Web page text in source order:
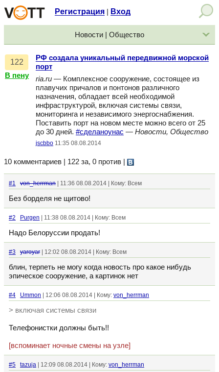
Регистрация Вход
Новости | Общество
122
В пену
РФ создала уникальный передвижной морской
порт
ria.ru — Комплексное сооружение, состоящее из
плавучих причалов и понтонов различного
назначения, обладает всей необходимой
инфраструктурой, включая системы связи,
мониторинга и независимого энергоснабжения.
Поставить порт на новом месте можно всего от 25
до 30 дней. #сделаноунас — Новости, Общество
jscbbo 11:35 08.08.2014
10 комментариев | 122 за, 0 против
#1 von_herrman | 11:36 08.08.2014 | Кому: Всем
Без борделя не щитово!
#2 Purgen | 11:38 08.08.2014 | Кому: Всем
Надо Белоруссии продать!
#3 yaroyar | 12:02 08.08.2014 | Кому: Всем
блин, терпеть не могу когда новость про какое нибудь
эпическое сооружение, а картинок нет
#4 Ummon | 12:06 08.08.2014 | Кому: von_herrman
> включая системы связи
Телефонистки должны быть!!
[вспоминает ночные смены на узле]
#5 tazuja | 12:09 08.08.2014 | Кому: von_herrman